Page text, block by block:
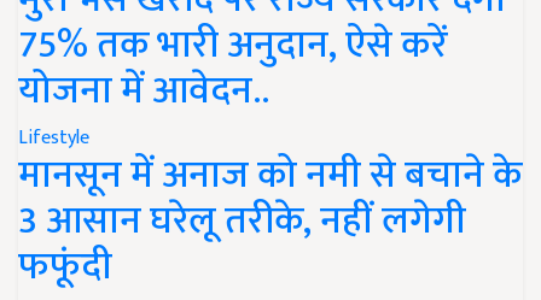
75% तक भारी अनुदान, ऐसे करें
योजना में आवेदन..
Lifestyle
मानसून में अनाज को नमी से बचाने के
3 आसान घरेलू तरीके, नहीं लगेगी
फफूंदी